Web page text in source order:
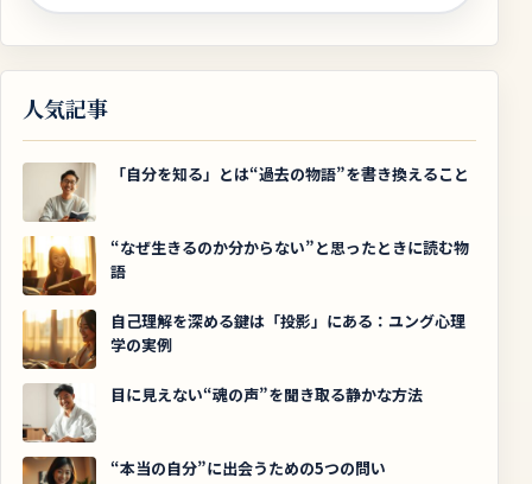
人気記事
「自分を知る」とは“過去の物語”を書き換えること
“なぜ生きるのか分からない”と思ったときに読む物
語
自己理解を深める鍵は「投影」にある：ユング心理
学の実例
目に見えない“魂の声”を聞き取る静かな方法
“本当の自分”に出会うための5つの問い